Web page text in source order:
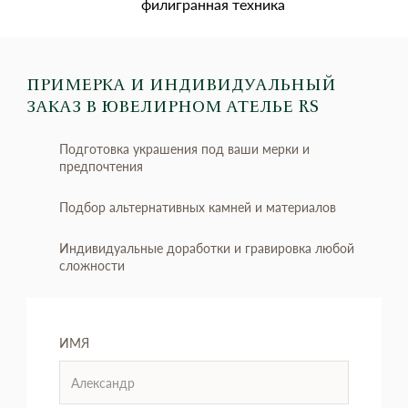
филигранная техника
ПРИМЕРКА И ИНДИВИДУАЛЬНЫЙ
ЗАКАЗ В ЮВЕЛИРНОМ АТЕЛЬЕ RS
Подготовка украшения под ваши мерки и
предпочтения
Подбор альтернативных камней и материалов
Индивидуальные доработки и гравировка любой
сложности
ИМЯ